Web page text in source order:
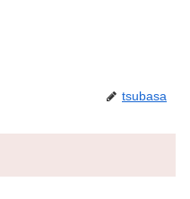
tsubasa